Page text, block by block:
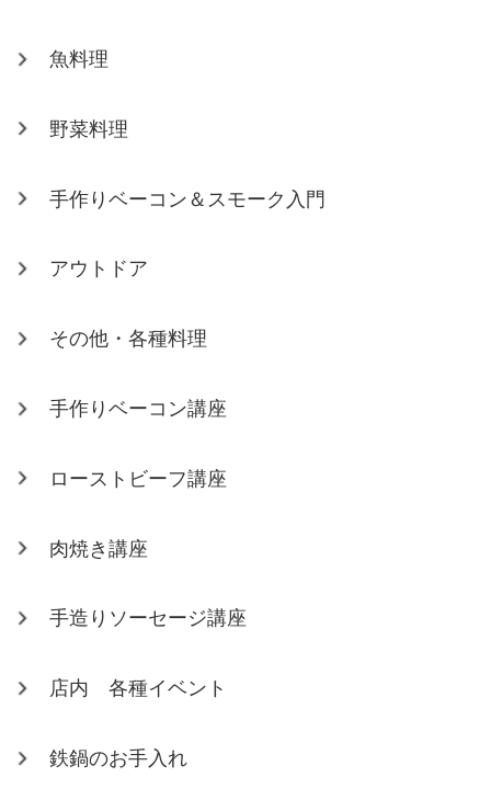
魚料理
野菜料理
手作りベーコン＆スモーク入門
アウトドア
その他・各種料理
手作りベーコン講座
ローストビーフ講座
肉焼き講座
手造りソーセージ講座
店内 各種イベント
鉄鍋のお手入れ